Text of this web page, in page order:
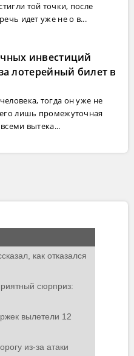
той точки, после
идет уже не о в...
инвестиций
лотерейный билет в
тогда он уже не
лишь промежуточная
вытека...